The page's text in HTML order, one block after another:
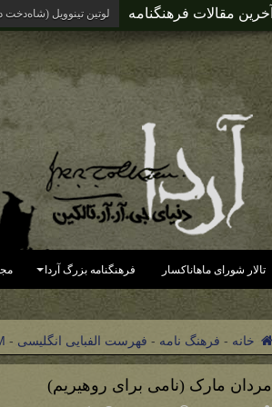
آخرین مقالات فرهنگنامه لوتین تینوویل (شاه‌دخت
تالار شورای ماهاناکسار فرهنگنامه بزرگ آردا
خانه - فرهنگ نامه - فهرست الفبایی انگلیسی -
مردان مارک (نامی برای روهیریم)